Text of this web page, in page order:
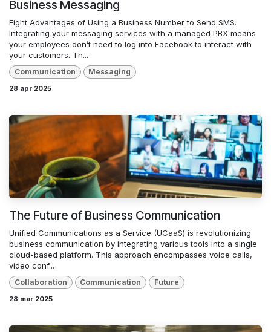
Business Messaging
Eight Advantages of Using a Business Number to Send SMS.
Integrating your messaging services with a managed PBX means
your employees don’t need to log into Facebook to interact with
your customers. Th...
Communication Messaging
28 apr 2025
The Future of Business Communication
Unified Communications as a Service (UCaaS) is revolutionizing
business communication by integrating various tools into a single
cloud-based platform. This approach encompasses voice calls,
video conf...
Collaboration Communication Future
28 mar 2025